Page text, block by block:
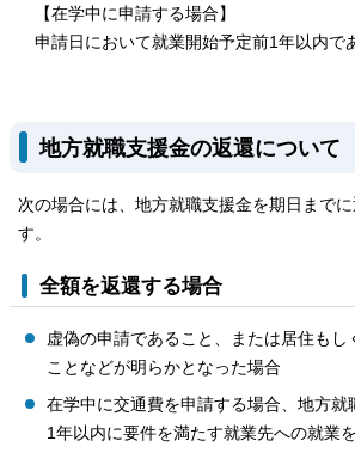
【在学中に申請する場合】
申請日において就業開始予定前1年以内で
地方就職支援金の返還について
次の場合には、地方就職支援金を期日まで
す。
全額を返還する場合
虚偽の申請であること、または居住も
ことなどが明らかとなった場合
在学中に交通費を申請する場合、地方就
1年以内に要件を満たす就業先への就業